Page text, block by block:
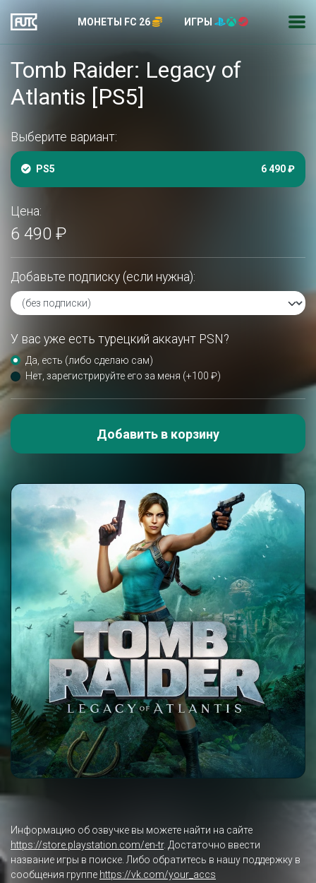
МОНЕТЫ FC 26 ИГРЫ
Tomb Raider: Legacy of
Atlantis [PS5]
Выберите вариант:
PS5 6 490 ₽
Цена:
6 490 ₽
Добавьте подписку (если нужна):
У вас уже есть турецкий аккаунт PSN?
Да, есть (либо сделаю сам)
Нет, зарегистрируйте его за меня (+100 ₽)
Добавить в корзину
Информацию об озвучке вы можете найти на сайте
https://store.playstation.com/en-tr. Достаточно ввести
название игры в поиске. Либо обратитесь в нашу поддержку в
сообщения группе https://vk.com/your_accs